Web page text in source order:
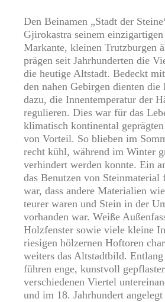
Den Beinamen „Stadt der
Gjirokastra seinem
Markante, kleinen Trutzburgen
prägen seit Jahrhunderten die
die heutige Altstadt. Bedeckt
den nahen Gebirgen dienten die
dazu, die Innentemperatur der
regulieren. Dies war für das
klimatisch kontinental
von Vorteil. So blieben im
recht kühl, während im Winter
verhindert werden konnte. Ein
das Benutzen von Steinmaterial
war, dass andere Materialien
teurer waren und Stein in der
vorhanden war. Weiße
Holzfenster sowie viele kleine
riesigen hölzernen Hoftoren
weiters das Altstadtbild.
führen enge, kunstvoll
verschiedenen Viertel
und im 18. Jahrhundert